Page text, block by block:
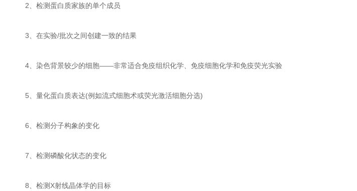
2、检测蛋白质家族的单个成员
3、在实验/批次之间创建一致的结果
4、染色背景较少的细胞——非常适合免疫组织化学、免疫细胞化学和免疫荧光实验
5、量化蛋白质表达(例如流式细胞术或荧光激活细胞分选)
6、检测分子构象的变化
7、检测磷酸化状态的变化
8、检测X射线晶体学的目标